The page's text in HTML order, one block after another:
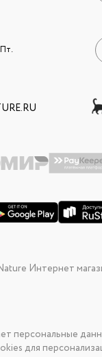
Интернет
персональные
для